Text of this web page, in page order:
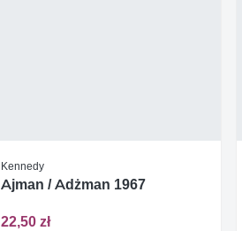
Kennedy
Ajman / Adżman 1967
22,50 zł